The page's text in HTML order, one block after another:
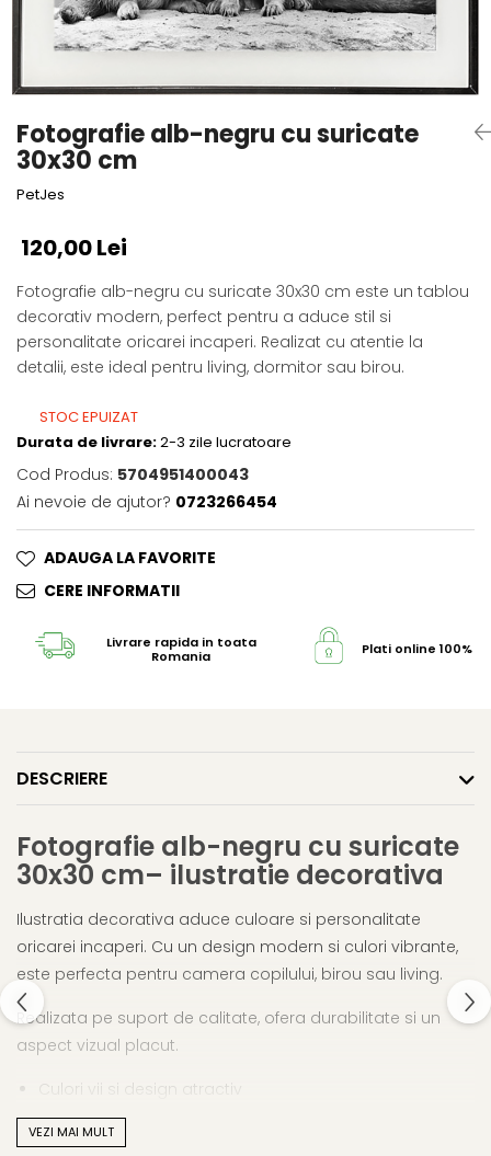
Creioane
Brelocuri 3D
Glitter Eyes
Fairytales
Cute Hangers
Teasing Monkey
ColourZoo
Slapbracelet
Lovely Hearts
Keychains
Glitter Keychains
3d Puzzles
Glow Puzzles
Action Cars
Animals in Tubes
Fotografie alb-negru cu suricate
30x30 cm
PetJes
120,00 Lei
Fotografie alb-negru cu suricate 30x30 cm este un tablou
decorativ modern, perfect pentru a aduce stil si
personalitate oricarei incaperi. Realizat cu atentie la
detalii, este ideal pentru living, dormitor sau birou.
STOC EPUIZAT
Durata de livrare:2-3 zile lucratoare
Cod Produs: 5704951400043
Ai nevoie de ajutor? 0723266454
ADAUGA LA FAVORITE
CERE INFORMATII
Livrare rapida in toata
Romania
Plati online 100%
DESCRIERE
Fotografie alb-negru cu suricate
30x30 cm– ilustratie decorativa
Ilustratia decorativa aduce culoare si personalitate
oricarei incaperi. Cu un design modern si culori vibrante,
este perfecta pentru camera copilului, birou sau living.
Realizata pe suport de calitate, ofera durabilitate si un
aspect vizual placut.
Culori vii si design atractiv
Calitate ridicata a printului
Ideala pentru decor
VEZI MAI MULT